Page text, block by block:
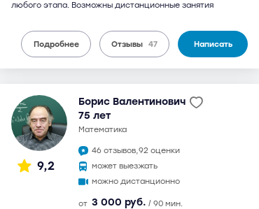
любого этапа. Возможны дистанционные занятия
Подробнее Отзывы 47 Написать
9,2
Борис Валентинович
75 лет
математика
46 отзывов,92 оценки
может выезжать
можно дистанционно
от 3 000 руб. / 90 мин.